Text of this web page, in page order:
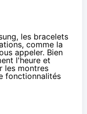
les bracelets
comme la
appeler. Bien
l'heure et
les montres
fonctionnalités